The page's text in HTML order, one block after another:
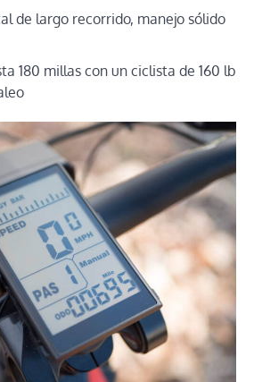
de largo recorrido, manejo sólido
180 millas con un ciclista de 160 lb